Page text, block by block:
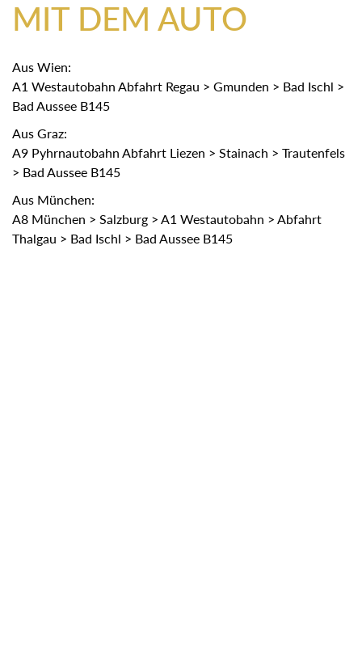
MIT DEM AUTO
Aus Wien:
A1 Westautobahn Abfahrt Regau > Gmunden > Bad Ischl >
Bad Aussee B145
Aus Graz:
A9 Pyhrnautobahn Abfahrt Liezen > Stainach > Trautenfels
> Bad Aussee B145
Aus München:
A8 München > Salzburg > A1 Westautobahn > Abfahrt
Thalgau > Bad Ischl > Bad Aussee B145